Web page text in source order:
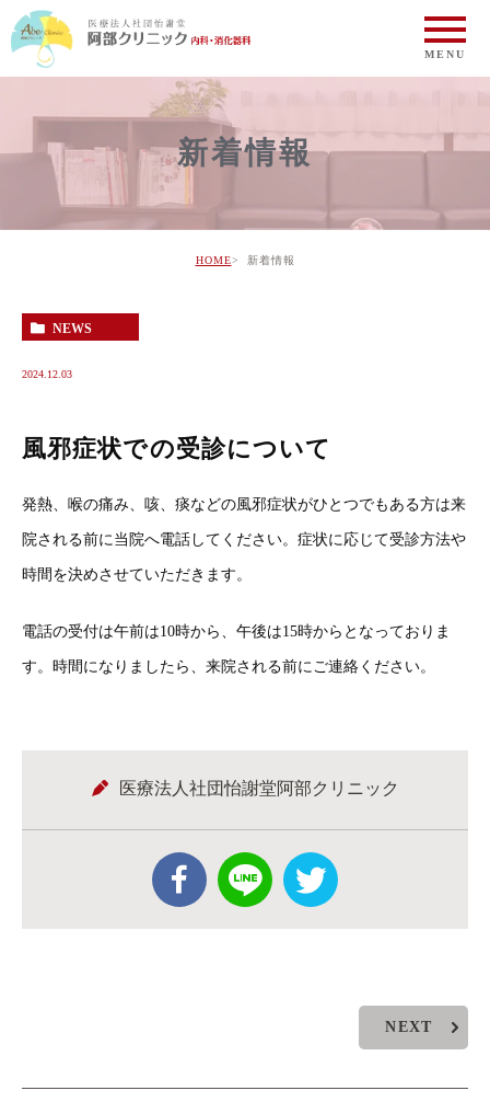
新着情報
HOME 新着情報
NEWS
2024.12.03
風邪症状での受診について
発熱、喉の痛み、咳、痰などの風邪症状がひとつでもある方は来
院される前に当院へ電話してください。症状に応じて受診方法や
時間を決めさせていただきます。
電話の受付は午前は10時から、午後は15時からとなっておりま
す。時間になりましたら、来院される前にご連絡ください。
医療法人社団怡謝堂阿部クリニック
NEXT